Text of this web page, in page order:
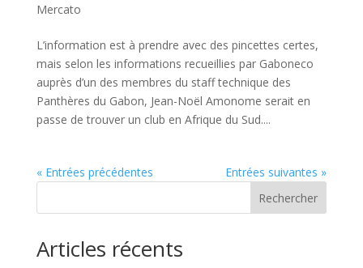
Mercato
L’information est à prendre avec des pincettes certes,
mais selon les informations recueillies par Gaboneco
auprès d’un des membres du staff technique des
Panthères du Gabon, Jean-Noël Amonome serait en
passe de trouver un club en Afrique du Sud....
« Entrées précédentes
Entrées suivantes »
Rechercher
Articles récents